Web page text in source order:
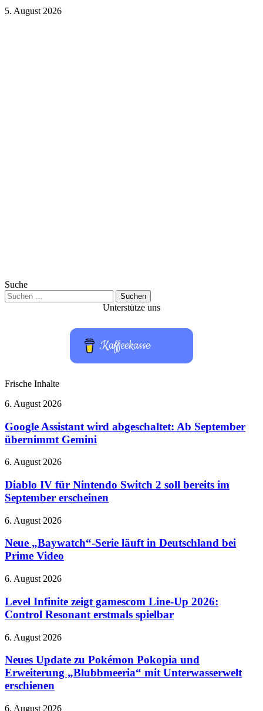
5. August 2026
Suche
Suchen
nach:
Unterstütze uns
Kaffeekasse
Frische Inhalte
Google
wird
abgeschaltet:
Ab
übernimmt
6. August 2026
Google Assistant wird abgeschaltet: Ab September
übernimmt Gemini
Diablo
für
Nintendo
Switch
soll
im
September
6. August 2026
Diablo IV für Nintendo Switch 2 soll bereits im
September erscheinen
Neue
Serie
läuft
in
bei
Video
6. August 2026
Neue „Baywatch“-Serie läuft in Deutschland bei
Prime Video
Level
zeigt
gamescom
Line-
2026:
Resonant
erstmals
spielbar
6. August 2026
Level Infinite zeigt gamescom Line-Up 2026:
Control Resonant erstmals spielbar
Neues
zu
Pokémon
Pokopia
und
6. August 2026
Neues Update zu Pokémon Pokopia und
Erweiterung „Blubbmeeria“ mit Unterwasserwelt
erschienen
Violent
6. August 2026